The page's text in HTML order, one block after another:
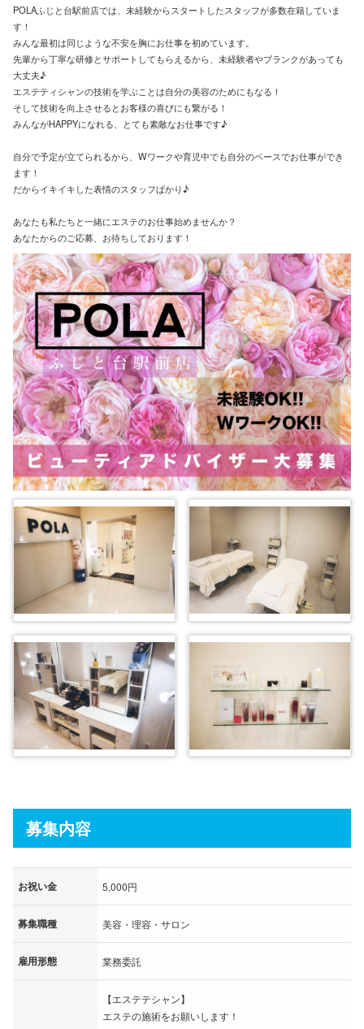
POLAふじと台駅前店では、未経験からスタートしたスタッフが多数在籍していま
す！
みんな最初は同じような不安を胸にお仕事を初めています。
先輩から丁寧な研修とサポートしてもらえるから、未経験者やブランクがあっても
大丈夫♪
エステティシャンの技術を学ぶことは自分の美容のためにもなる！
そして技術を向上させるとお客様の喜びにも繋がる！
みんながHAPPYになれる、とても素敵なお仕事です♪
自分で予定が立てられるから、Wワークや育児中でも自分のペースでお仕事ができ
ます！
だからイキイキした表情のスタッフばかり♪
あなたも私たちと一緒にエステのお仕事始めませんか？
あなたからのご応募、お待ちしております！
募集内容
お祝い金 5,000円
募集職種 美容・理容・サロン
雇用形態 業務委託
【エステテシャン】
エステの施術をお願いします！